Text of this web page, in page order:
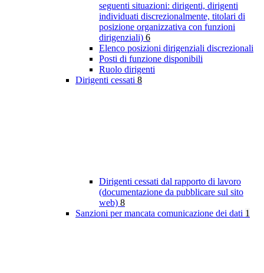
seguenti situazioni: dirigenti, dirigenti
individuati discrezionalmente, titolari di
posizione organizzativa con funzioni
dirigenziali) 6
Elenco posizioni dirigenziali discrezionali
Posti di funzione disponibili
Ruolo dirigenti
Dirigenti cessati 8
Dirigenti cessati dal rapporto di lavoro
(documentazione da pubblicare sul sito
web) 8
Sanzioni per mancata comunicazione dei dati 1